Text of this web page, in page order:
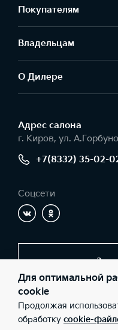
Покупателям
Владельцам
О Дилере
Адрес салонa
г. Киров, ул.
+7(8332) 35-02-
Соцсети
© 2026 Юридические
(Фактический адрес: г.
+7(8332) 35-02-02; ИНН:
Для оптимальной
cookie
Продолжая
обработку cookie-